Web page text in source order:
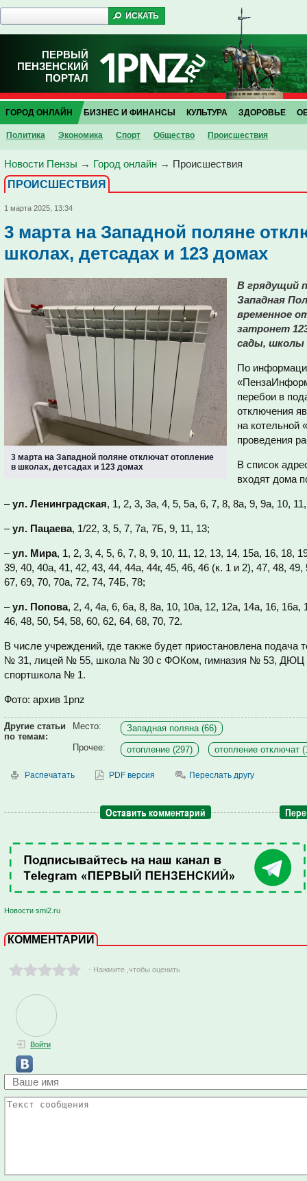
ПЕРВЫЙ
ПЕНЗЕНСКИЙ
ПОРТАЛ
ГОРОД ОНЛАЙН
Политика Экономика Спорт Общество Проиcшествия
БИЗНЕС И ФИНАНСЫ КУЛЬТУРА ЗДОРОВЬЕ
Новости Пензы → Город онлайн → Проиcшествия
ПРОИCШЕСТВИЯ
1 марта 2025, 13:34
3 марта на Западной поляне
школах, детсадах и 123 домах
3 марта на Западной поляне отключат отопление
в школах, детсадах и 123 домах
В грядущий
Западная
временное
затронет
сады, школы
По
перебои в
отключения
на котельной
проведения
В список
входят дома
–ул. Ленинградская, 1, 2, 3, 3а, 4, 5, 5а, 6, 7, 8, 8а, 9, 9а, 10,
–ул. Пацаева, 1/22, 3, 5, 7, 7а, 7Б, 9, 11, 13;
–ул. Мира, 1, 2, 3, 4, 5, 6, 7, 8, 9, 10, 11, 12, 13, 14, 15а, 16, 18,
39, 40, 40а, 41, 42, 43, 44, 44а, 44г, 45, 46, 46 (к. 1 и 2), 47, 48,
67, 69, 70, 70а, 72, 74, 74Б, 78;
–ул. Попова, 2, 4, 4а, 6, 6а, 8, 8а, 10, 10а, 12, 12а, 14а, 16, 16а,
46, 48, 50, 54, 58, 60, 62, 64, 68, 70, 72.
В числе учреждений, где также будет приостановлена
№ 31, лицей № 55, школа № 30 с ФОКом, гимназия № 53, ДЮЦ
спортшкола № 1.
Фото: архив 1pnz
Другие статьи
по темам:
Место:
Западная поляна (66)
Прочее:
отопление (297) отопление отключат
Распечатать PDF версия Переслать другу
Оставить комментарий
Новости smi2.ru
КОММЕНТАРИИ
- Нажмите ,чтобы оценить
Войти